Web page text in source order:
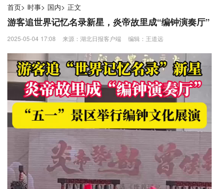
首页> 时事> 国内> 正文
游客追世界记忆名录新星，炎帝故里成“编钟演奏厅”
2025-05-04 17:08 来源：湖北日报客户端 编辑：王道远